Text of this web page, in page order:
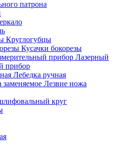
патрона
Круглогубцы
Кусачки бокорезы
Лазерный
прибор
Лебедка ручная
Лезвие ножа
круг